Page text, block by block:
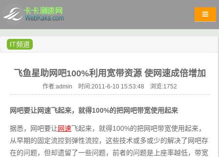
IT频道
飞鱼星助网吧100%利用宽带资源 使网速成倍增加
作者:admin 时间:2011-6-10 15:53:48 浏览:1752
网吧要让网速飞起来，就得100%的把网吧带宽使用起来
据悉，网吧要让网速飞起来，就得100%的把网吧带宽使用起来，
从早期的固定流控到弹性流控，这些技术或多或少的解决了网吧存
在的问题，但却遗留了一些问题，前者的问题是上座率越低，带宽